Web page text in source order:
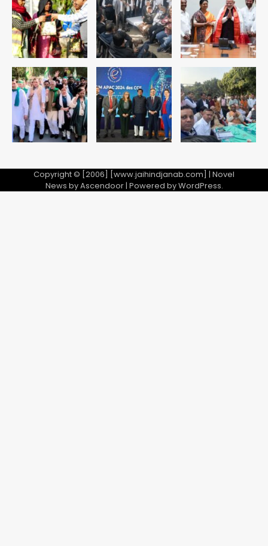
Copyright © [2006] [www.jaihindjanab.com] | Novel
News byAscendoor| Powered byWordPress.